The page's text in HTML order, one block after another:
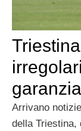
Arrivano
della Triestina,